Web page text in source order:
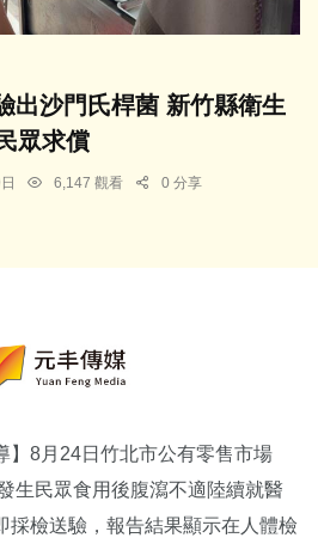
出沙門氏桿菌 新竹縣衛生
眾求償
6,147 觀看 0 分享
】8月24日竹北市公有零售市場
生民眾食用後腹瀉不適陸續就醫
採檢送驗，報告結果顯示在人體檢